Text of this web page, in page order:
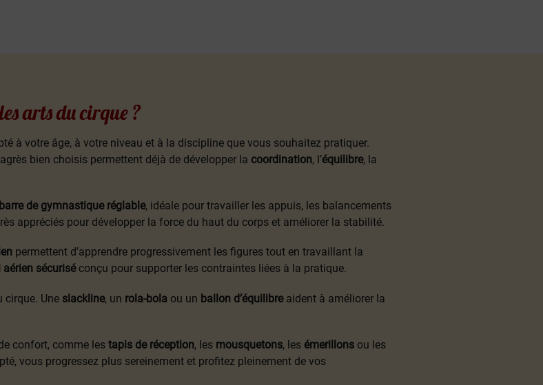
arts du cirque ?
à votre âge, à votre niveau et à la discipline que vous souhaitez pratiquer.
bien choisis permettent déjà de développer la coordination, l’équilibre, la
barre de gymnastique réglable, idéale pour travailler les appuis, les balancements
appréciés pour développer la force du haut du corps et améliorer la stabilité.
permettent d’apprendre progressivement les figures tout en travaillant la
aérien sécuriséconçu pour supporter les contraintes liées à la pratique.
cirque. Une slackline, un rola-bola ou un ballon d’équilibreaident à améliorer la
confort, comme les tapis de réception, les mousquetons, les émerillons ou les
vous progressez plus sereinement et profitez pleinement de vos